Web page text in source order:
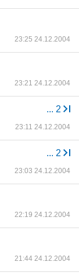
23:25 24.12.2004
23:21 24.12.2004
... 2
23:11 24.12.2004
... 2
23:03 24.12.2004
22:19 24.12.2004
21:44 24.12.2004